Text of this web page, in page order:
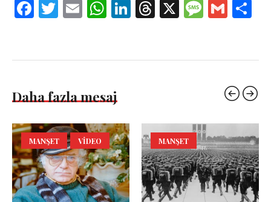
FacebookTwitterEmail WhatsAppLinkedInThreads
X Message
Gmail
Daha fazla mesaj
MANŞET VIDEO MANŞET